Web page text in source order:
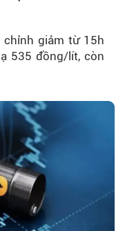
chỉnh giảm từ 15h
535 đồng/lít, còn